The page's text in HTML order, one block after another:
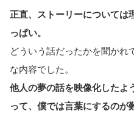
正直、ストーリーについては
っぱい。
どういう話だったかを聞かれ
な内容でした。
他人の夢の話を映像化したよ
って、僕では言葉にするの